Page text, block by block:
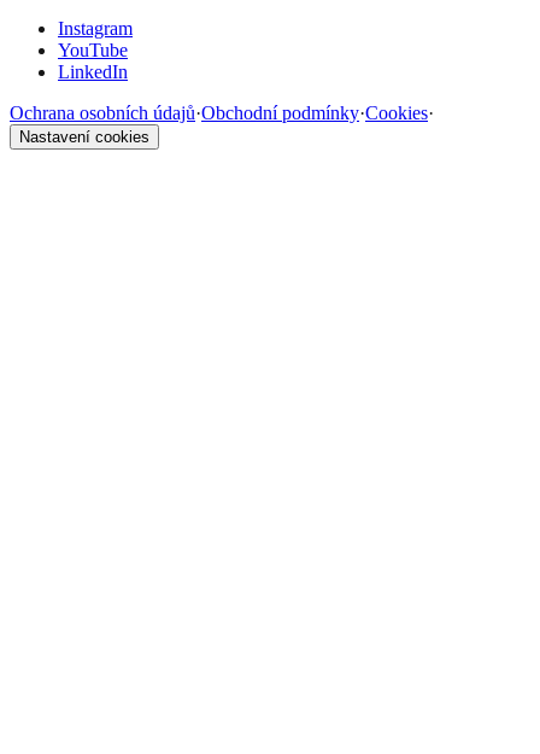
Instagram
YouTube
LinkedIn
Ochrana osobních údajů·Obchodní podmínky·Cookies·
Nastavení cookies